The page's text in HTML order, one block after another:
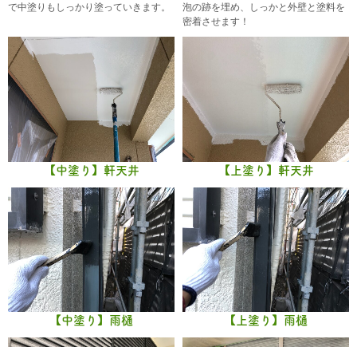
で中塗りもしっかり塗っていきます。
泡の跡を埋め、しっかと外壁と塗料を
密着させます！
【中塗り】軒天井 【上塗り】軒天井
【中塗り】雨樋 【上塗り】雨樋